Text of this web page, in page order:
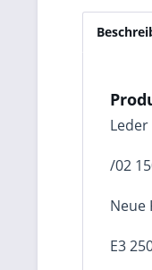
/02
Neue
E3